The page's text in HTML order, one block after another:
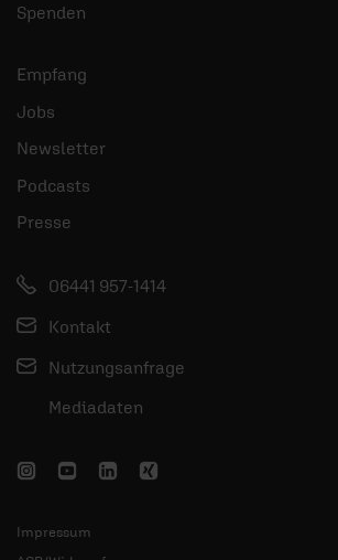
Spenden
Empfang
Jobs
Newsletter
Podcasts
Presse
06441 957-1414
Kontakt
Nutzungsanfrage
Mediadaten
Impressum